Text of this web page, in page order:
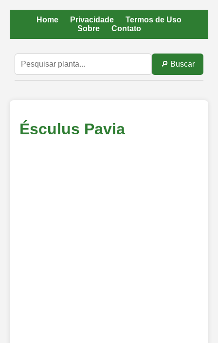
Home Privacidade
Termos de Uso
Sobre
Contato
🔎 Buscar
Ésculus Pavia